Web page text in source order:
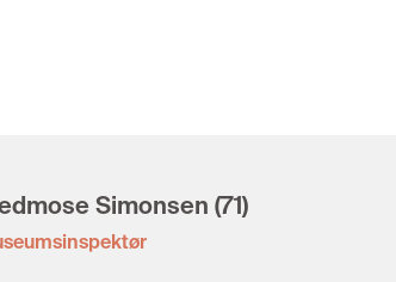
Simonsen (71)